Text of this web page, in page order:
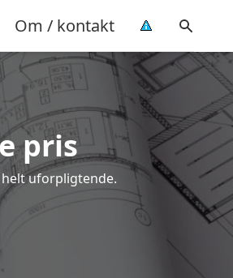
Om / kontakt
pris
uforpligtende.